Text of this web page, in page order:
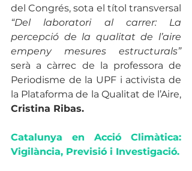
“Del laboratori al carrer: La
percepció de la qualitat de l’aire
empeny mesures estructurals”
serà a càrrec de la professora de
Periodisme de la UPF i activista de
Cristina Ribas.
Catalunya en Acció Climàtica:
Vigilància, Previsió i Investigació.